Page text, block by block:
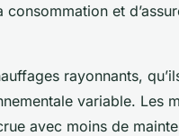
et
rayonnants,
variable. Les
avec moins de